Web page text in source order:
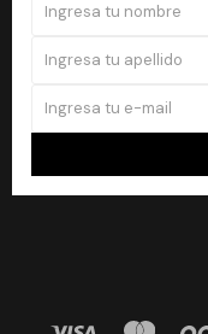
¡Suscribite a nuestro